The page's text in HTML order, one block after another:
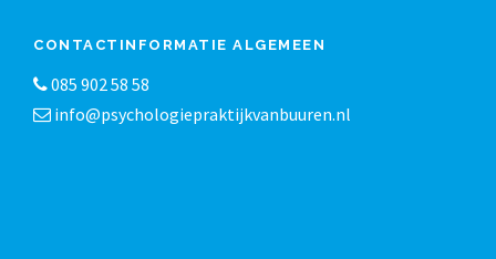
CONTACTINFORMATIE ALGEMEEN
085 902 58 58
info@psychologiepraktijkvanbuuren.nl